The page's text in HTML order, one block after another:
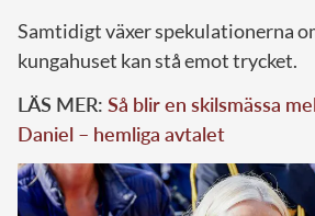
Samtidigt växer spekulationerna
kungahuset kan stå emot trycket.
LÄS MER: Så blir en skilsmässa
Daniel – hemliga avtalet